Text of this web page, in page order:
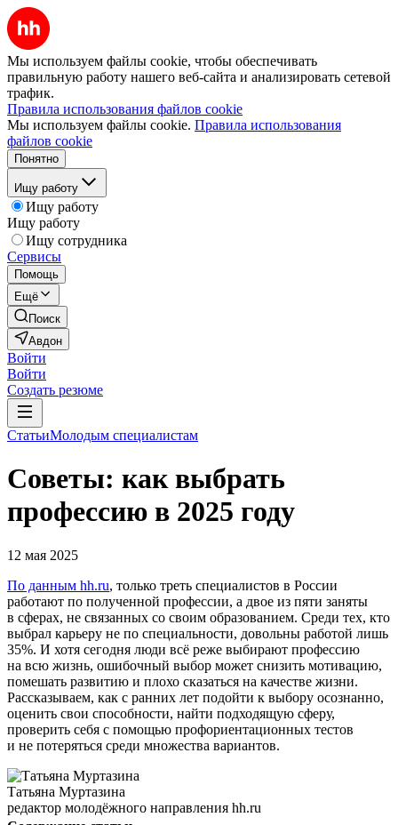
Мы используем файлы cookie, чтобы обеспечивать
правильную работу нашего веб-сайта и анализировать сетевой
трафик.
Правила использования файлов cookie
Мы используем файлы cookie. Правила использования
файлов cookie
Понятно
Ищу работу
Ищу работу
Ищу работу
Ищу сотрудника
Сервисы
Помощь
Ещё
Поиск
Авдон
Войти
Войти
Создать резюме
СтатьиМолодым специалистам
Советы: как выбрать
профессию в 2025 году
12 мая 2025
По данным hh.ru, только треть специалистов в России
работают по полученной профессии, а двое из пяти заняты
в сферах, не связанных со своим образованием. Среди тех, кто
выбрал карьеру не по специальности, довольны работой лишь
35%. И хотя сегодня люди всё реже выбирают профессию
на всю жизнь, ошибочный выбор может снизить мотивацию,
помешать развитию и плохо сказаться на качестве жизни.
Рассказываем, как с ранних лет подойти к выбору осознанно,
оценить свои способности, найти подходящую сферу,
проверить себя с помощью профориентационных тестов
и не потеряться среди множества вариантов.
Татьяна Муртазина
редактор молодёжного направления hh.ru